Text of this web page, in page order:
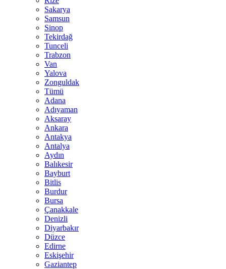
Sakarya
Samsun
Sinop
Tekirdağ
Tunceli
Trabzon
Van
Yalova
Zonguldak
Tümü
Adana
Adıyaman
Aksaray
Ankara
Antakya
Antalya
Aydın
Balıkesir
Bayburt
Bitlis
Burdur
Bursa
Çanakkale
Denizli
Diyarbakır
Düzce
Edirne
Eskişehir
Gaziantep